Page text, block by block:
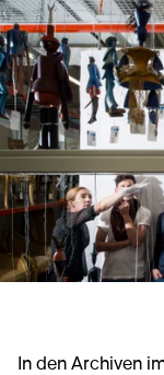
In den Archiven